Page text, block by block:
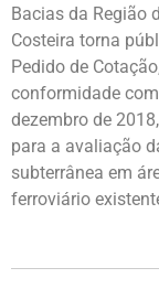
Bacias da Região
Costeira torna
Pedido de
conformidade
dezembro de
para a avaliação
subterrânea em
ferroviário